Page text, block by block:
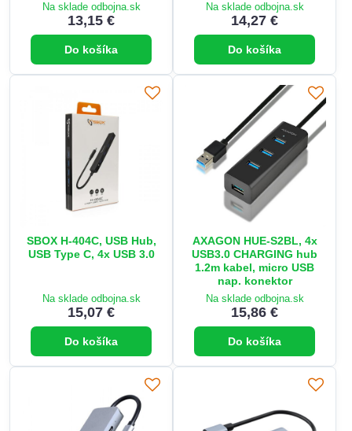
Na sklade odbojna.sk
13,15 €
Do košíka
Na sklade odbojna.sk
14,27 €
Do košíka
SBOX H-404C, USB Hub,
USB Type C, 4x USB 3.0
Na sklade odbojna.sk
15,07 €
Do košíka
AXAGON HUE-S2BL, 4x
USB3.0 CHARGING hub
1.2m kabel, micro USB
nap. konektor
Na sklade odbojna.sk
15,86 €
Do košíka